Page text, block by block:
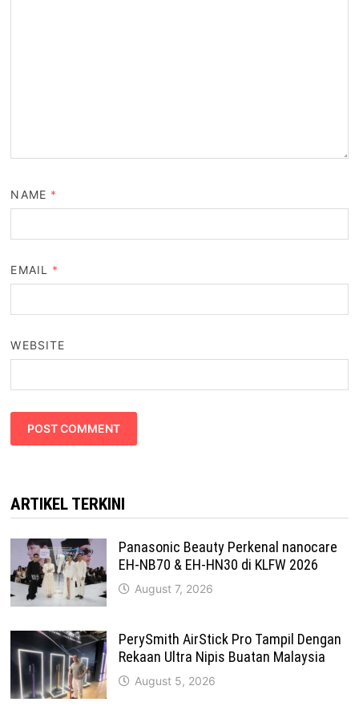
NAME *
EMAIL *
WEBSITE
ARTIKEL TERKINI
Panasonic Beauty Perkenal nanocare
EH-NB70 & EH-HN30 di KLFW 2026
August 7, 2026
PerySmith AirStick Pro Tampil Dengan
Rekaan Ultra Nipis Buatan Malaysia
August 5, 2026